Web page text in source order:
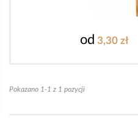
od 3,30 zł
Pokazano 1-1 z 1 pozycji